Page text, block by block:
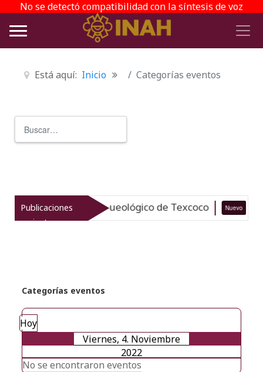
No se detectó compatibilidad con la síntesis de voz
Está aquí: Inicio Categorías eventos
Publicaciones
recientes
el patrimonio arqueológico de Texcoco Nuevo
Categorías eventos
Hoy
Viernes, 4. Noviembre
2022
No se encontraron eventos